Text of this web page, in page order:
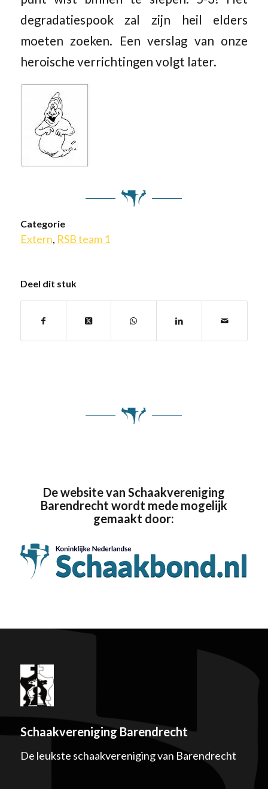
degradatiespook zal zijn heil elders
moeten zoeken. Een verslag van onze
heroische verrichtingen volgt later.
Categorie
Extern, RSB team 1
Deel dit stuk
De website van Schaakvereniging
Barendrecht wordt mede mogelijk
gemaakt door:
Schaakvereniging Barendrecht
De leukste schaakvereniging van Barendrecht